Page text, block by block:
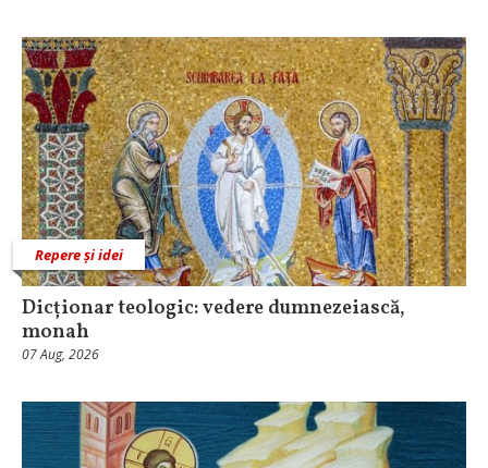
Repere și idei
Dicționar teologic: vedere dumnezeiască,
monah
07 Aug, 2026